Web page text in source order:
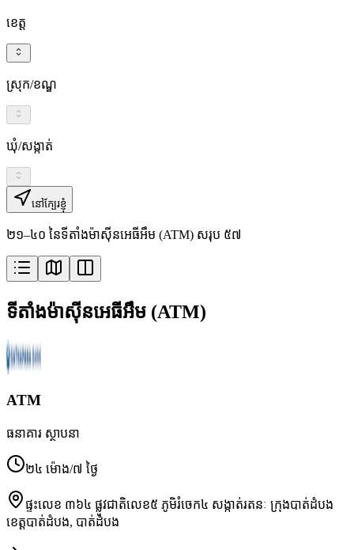
ខេត្ត
ស្រុក/ខណ្ឌ
ឃុំ/សង្កាត់
នៅក្បែរខ្ញុំ
២១–៤០ នៃទីតាំងម៉ាស៊ីនអេធីអឹម (ATM) សរុប ៥៧
ទីតាំងម៉ាស៊ីនអេធីអឹម (ATM)
ATM
ធនាគារ ស្ថាបនា
២៤ ម៉ោង/៧ ថ្ងៃ
ផ្ទះលេខ ៣៦៤ ផ្លូវជាតិលេខ៥ ភូមិរំចេក៤ សង្កាត់រតនៈ ក្រុងបាត់ដំបង
ខេត្តបាត់ដំបង, បាត់ដំបង